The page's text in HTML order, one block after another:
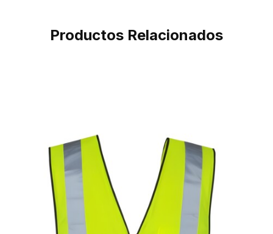
Productos Relacionados